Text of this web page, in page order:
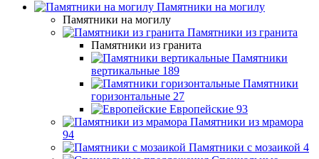
Памятники на могилу
Памятники на могилу
Памятники из гранита
Памятники из гранита
Памятники
вертикальные 189
Памятники
горизонтальные 27
Европейские 93
Памятники из мрамора
94
Памятники с мозаикой 4